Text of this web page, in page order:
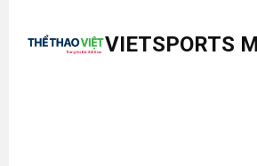
VIETSPORTS